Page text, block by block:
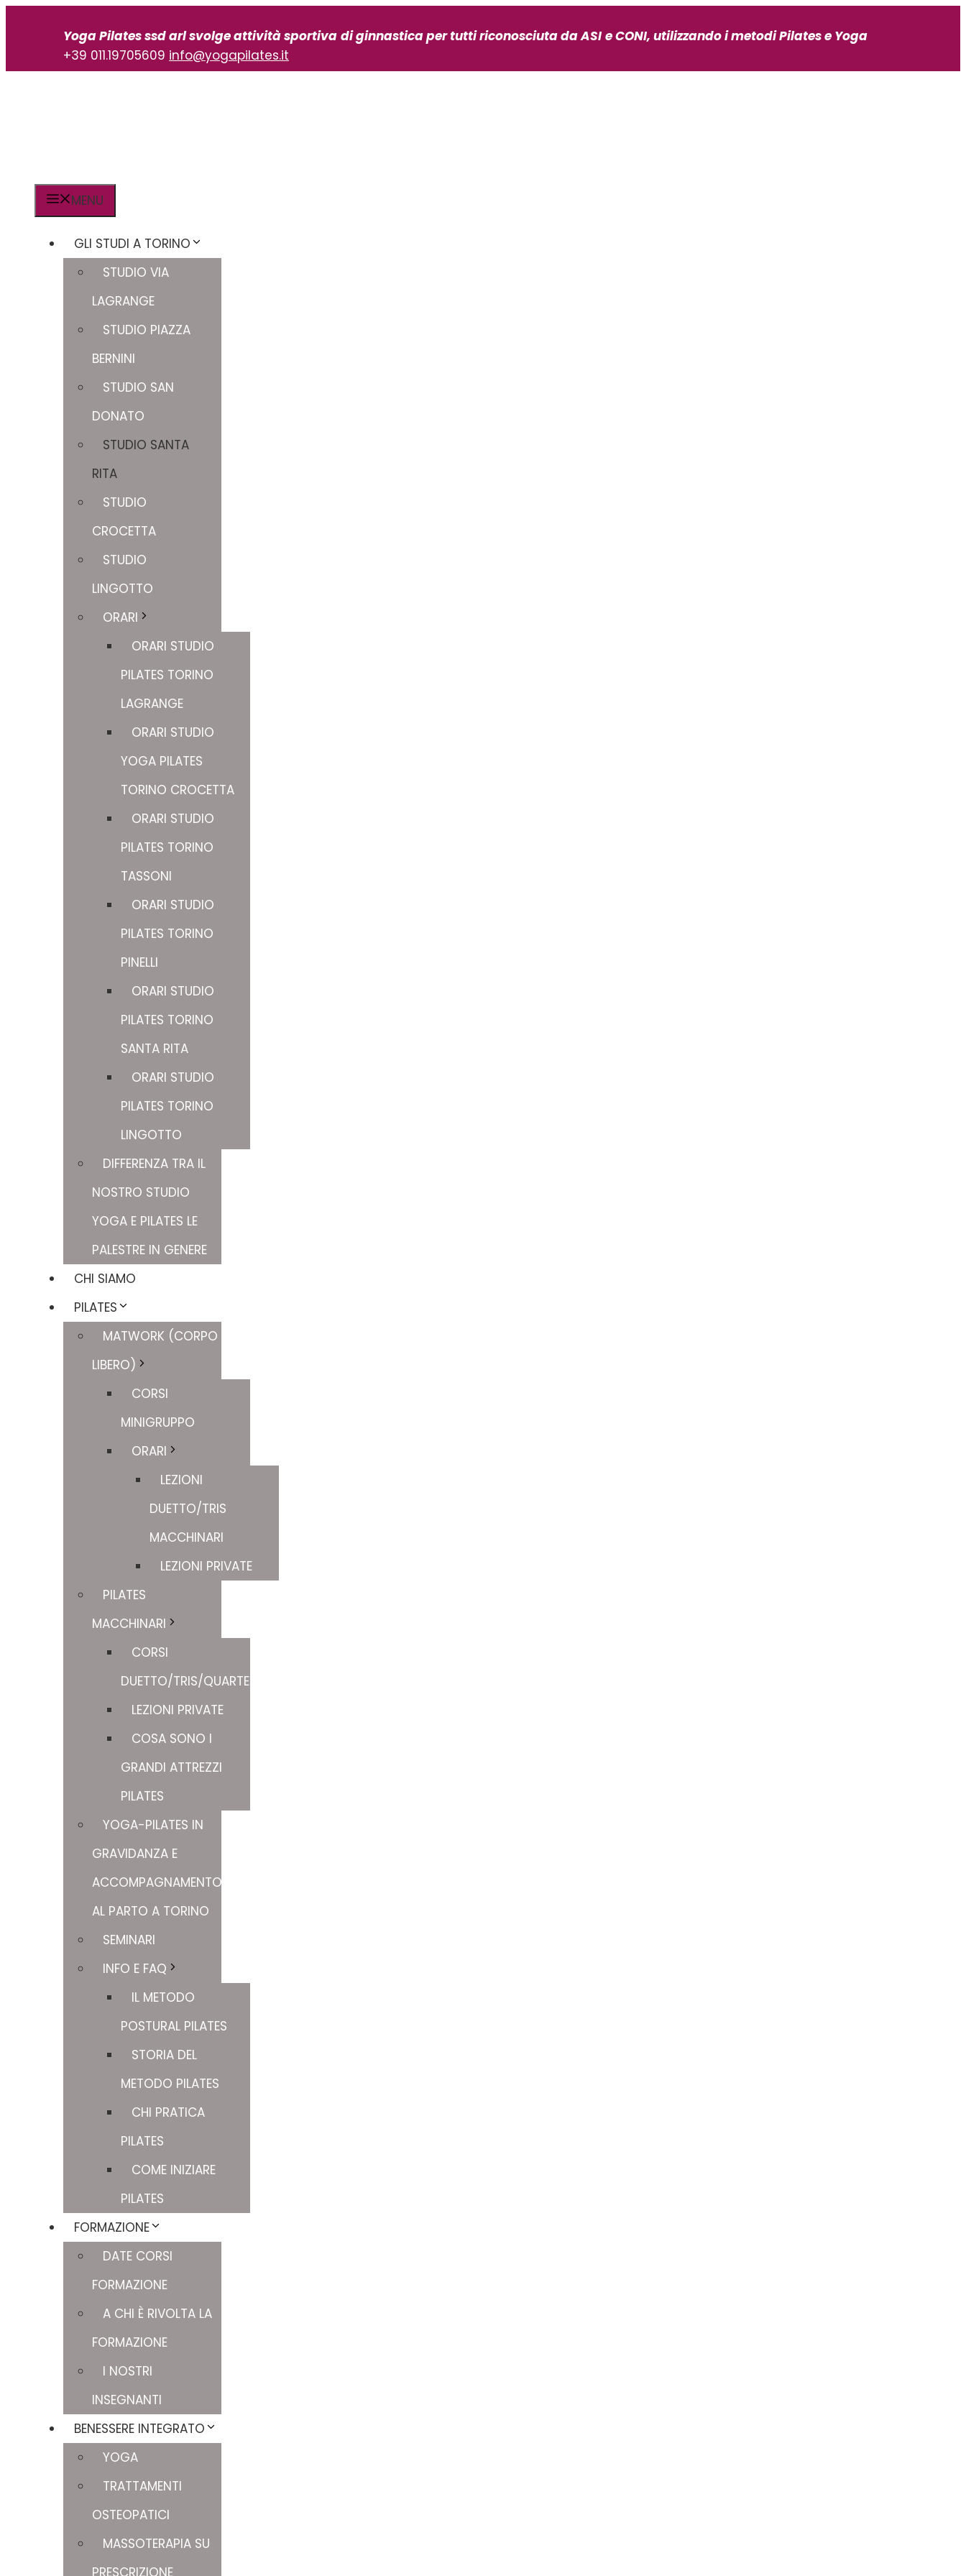
contenuto
Yoga Pilates ssd arl svolge attività sportiva di ginnastica per tutti riconosciuta da ASI e CONI, utilizzando i metodi Pilates e Yoga
+39 011.19705609 info@yogapilates.it
MENU
GLI STUDI A TORINO
STUDIO VIA
LAGRANGE
STUDIO PIAZZA
BERNINI
STUDIO SAN
DONATO
STUDIO SANTA
RITA
STUDIO
CROCETTA
STUDIO
LINGOTTO
ORARI
ORARI STUDIO
PILATES TORINO
LAGRANGE
ORARI STUDIO
YOGA PILATES
TORINO CROCETTA
ORARI STUDIO
PILATES TORINO
TASSONI
ORARI STUDIO
PILATES TORINO
PINELLI
ORARI STUDIO
PILATES TORINO
SANTA RITA
ORARI STUDIO
PILATES TORINO
LINGOTTO
DIFFERENZA TRA IL
NOSTRO STUDIO
YOGA E PILATES LE
PALESTRE IN GENERE
CHI SIAMO
PILATES
MATWORK (CORPO
LIBERO)
CORSI
MINIGRUPPO
ORARI
LEZIONI
DUETTO/TRIS
MACCHINARI
LEZIONI PRIVATE
PILATES
MACCHINARI
CORSI
DUETTO/TRIS/QUARTETTO
LEZIONI PRIVATE
COSA SONO I
GRANDI ATTREZZI
PILATES
YOGA-PILATES IN
GRAVIDANZA E
ACCOMPAGNAMENTO
AL PARTO A TORINO
SEMINARI
INFO E FAQ
IL METODO
POSTURAL PILATES
STORIA DEL
METODO PILATES
CHI PRATICA
PILATES
COME INIZIARE
PILATES
FORMAZIONE
DATE CORSI
FORMAZIONE
A CHI È RIVOLTA LA
FORMAZIONE
I NOSTRI
INSEGNANTI
BENESSERE INTEGRATO
YOGA
TRATTAMENTI
OSTEOPATICI
MASSOTERAPIA SU
PRESCRIZIONE